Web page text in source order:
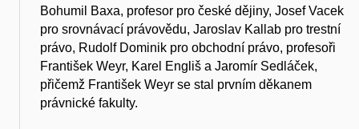
Bohumil Baxa, profesor pro české dějiny, Josef Vacek
pro srovnávací právovědu, Jaroslav Kallab pro trestní
právo, Rudolf Dominik pro obchodní právo, profesoři
František Weyr, Karel Engliš a Jaromír Sedláček,
přičemž František Weyr se stal prvním děkanem
právnické fakulty.